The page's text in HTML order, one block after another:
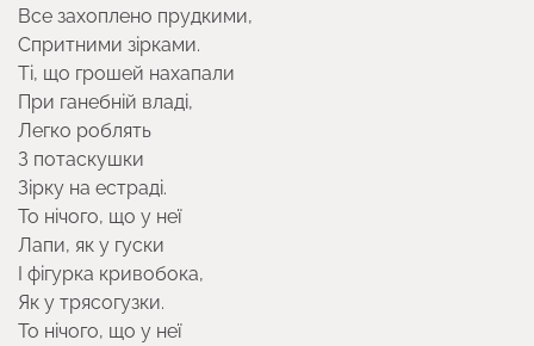
Все захоплено прудкими,
Спритними зірками.
Ті, що грошей нахапали
При ганебній владі,
Легко роблять
З потаскушки
Зірку на естраді.
То нічого, що у неї
Лапи, як у гуски
І фігурка кривобока,
Як у трясогузки.
То нічого, що у неї